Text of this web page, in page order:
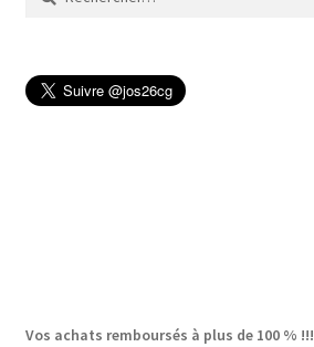
Vos achats remboursés à plus de 100 % !!!